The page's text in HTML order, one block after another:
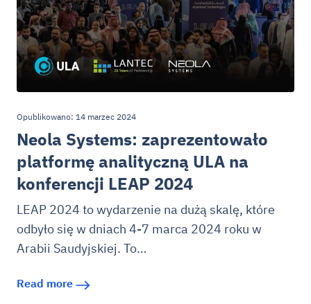
Opublikowano: 14 marzec 2024
Neola Systems: zaprezentowało
platformę analityczną ULA na
konferencji LEAP 2024
LEAP 2024 to wydarzenie na dużą skalę, które
odbyło się w dniach 4-7 marca 2024 roku w
Arabii Saudyjskiej. To…
Read more